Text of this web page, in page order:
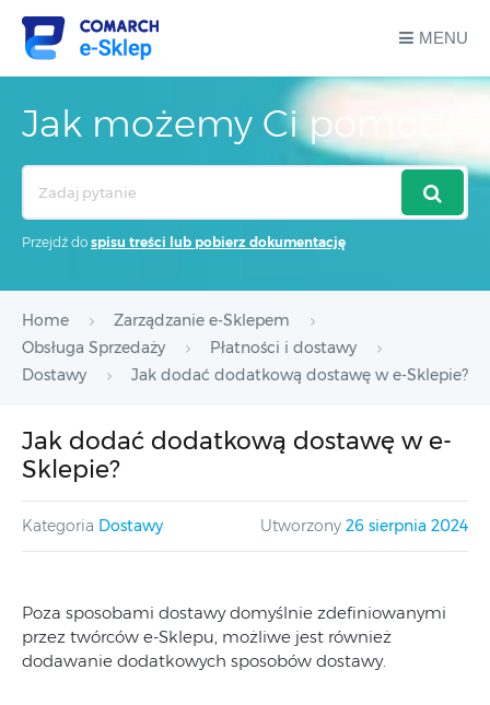
MENU
Jak możemy Ci pomóc?
Przejdź do spisu treści lub pobierz dokumentację
Home
Zarządzanie e-Sklepem
Obsługa Sprzedaży
Płatności i dostawy
Dostawy
Jak dodać dodatkową dostawę w e-Sklepie?
Jak dodać dodatkową dostawę w e-
Sklepie?
Kategoria Dostawy Utworzony 26 sierpnia 2024
Poza sposobami dostawy domyślnie zdefiniowanymi
przez twórców e-Sklepu, możliwe jest również
dodawanie dodatkowych sposobów dostawy.